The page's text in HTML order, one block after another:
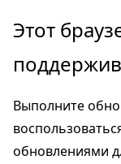
Пропустить
перейти
основному
содержимому
Переход
навигации
странице
Этот
Выполните
обновлениями